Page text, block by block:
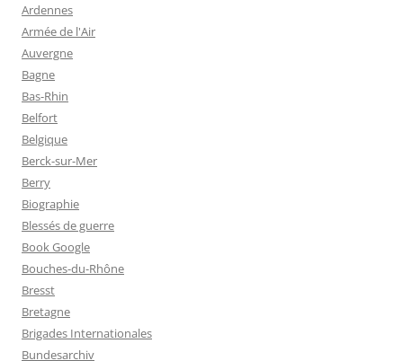
Ardennes
Armée de l'Air
Auvergne
Bagne
Bas-Rhin
Belfort
Belgique
Berck-sur-Mer
Berry
Biographie
Blessés de guerre
Book Google
Bouches-du-Rhône
Bresst
Bretagne
Brigades Internationales
Bundesarchiv